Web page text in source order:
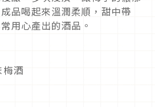
品喝起來溫潤柔順，甜中帶
用心產出的酒品。
酒